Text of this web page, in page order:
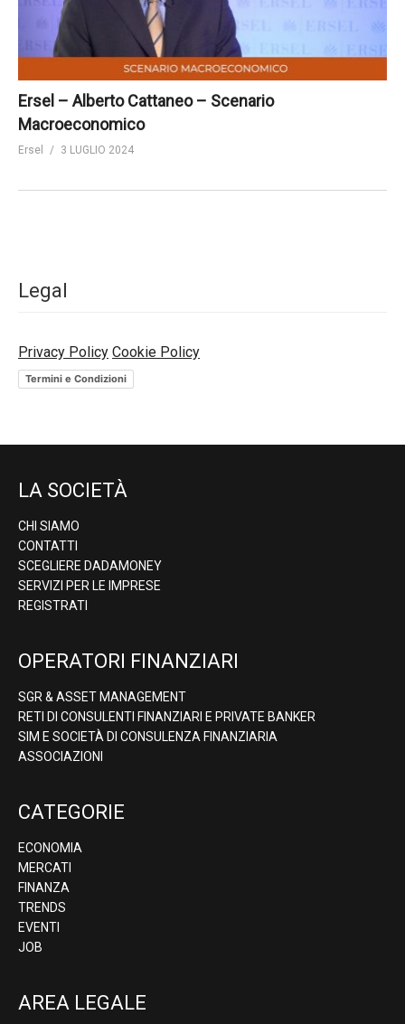
Ersel – Alberto Cattaneo – Scenario
Macroeconomico
Ersel 3 LUGLIO 2024
Legal
Privacy Policy Cookie Policy
Termini e Condizioni
LA SOCIETÀ
CHI SIAMO
CONTATTI
SCEGLIERE DADAMONEY
SERVIZI PER LE IMPRESE
REGISTRATI
OPERATORI FINANZIARI
SGR & ASSET MANAGEMENT
RETI DI CONSULENTI FINANZIARI E PRIVATE BANKER
SIM E SOCIETÀ DI CONSULENZA FINANZIARIA
ASSOCIAZIONI
CATEGORIE
ECONOMIA
MERCATI
FINANZA
TRENDS
EVENTI
JOB
AREA LEGALE